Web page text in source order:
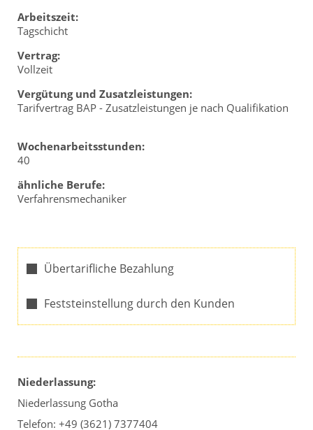
Arbeitszeit:
Tagschicht
Vertrag:
Vollzeit
Vergütung und Zusatzleistungen:
Tarifvertrag BAP - Zusatzleistungen je nach Qualifikation
Wochenarbeitsstunden:
40
ähnliche Berufe:
Verfahrensmechaniker
Übertarifliche Bezahlung
Feststeinstellung durch den Kunden
Niederlassung:
Niederlassung Gotha
Telefon: +49 (3621) 7377404